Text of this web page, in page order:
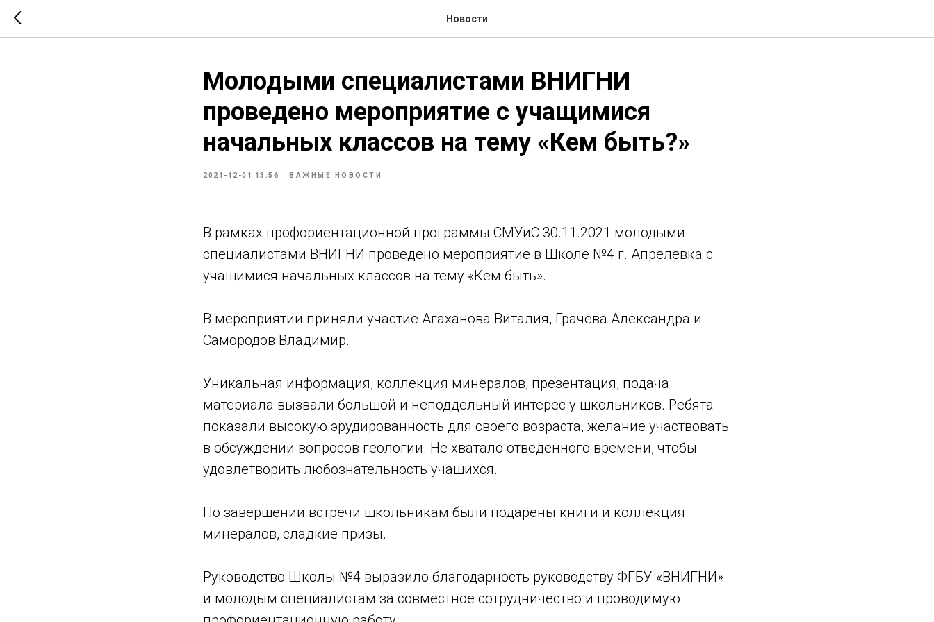
Новости
Молодыми специалистами ВНИГНИ
проведено мероприятие с учащимися
начальных классов на тему «Кем быть?»
2021-12-01 13:56 ВАЖНЫЕ НОВОСТИ
В рамках профориентационной программы СМУиС 30.11.2021 молодыми
специалистами ВНИГНИ проведено мероприятие в Школе №4 г. Апрелевка с
учащимися начальных классов на тему «Кем быть».
В мероприятии приняли участие Агаханова Виталия, Грачева Александра и
Самородов Владимир.
Уникальная информация, коллекция минералов, презентация, подача
материала вызвали большой и неподдельный интерес у школьников. Ребята
показали высокую эрудированность для своего возраста, желание участвовать
в обсуждении вопросов геологии. Не хватало отведенного времени, чтобы
удовлетворить любознательность учащихся.
По завершении встречи школьникам были подарены книги и коллекция
минералов, сладкие призы.
Руководство Школы №4 выразило благодарность руководству ФГБУ «ВНИГНИ»
и молодым специалистам за совместное сотрудничество и проводимую